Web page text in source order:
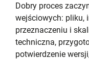
Dobry proces
wejściowych: pliku,
przeznaczeniu i
techniczna,
potwierdzenie